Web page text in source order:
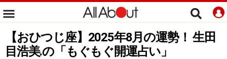
【おひつじ座】2025年8月の運勢！ 生田
目浩美.の「もぐもぐ開運占い」